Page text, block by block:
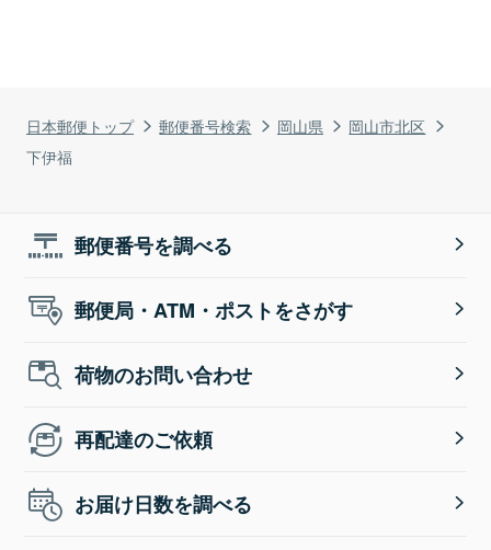
日本郵便トップ 郵便番号検索 岡山県
岡山市北区
下伊福
郵便番号を調べる
郵便局・ATM・ポストをさがす
荷物のお問い合わせ
再配達のご依頼
お届け日数を調べる